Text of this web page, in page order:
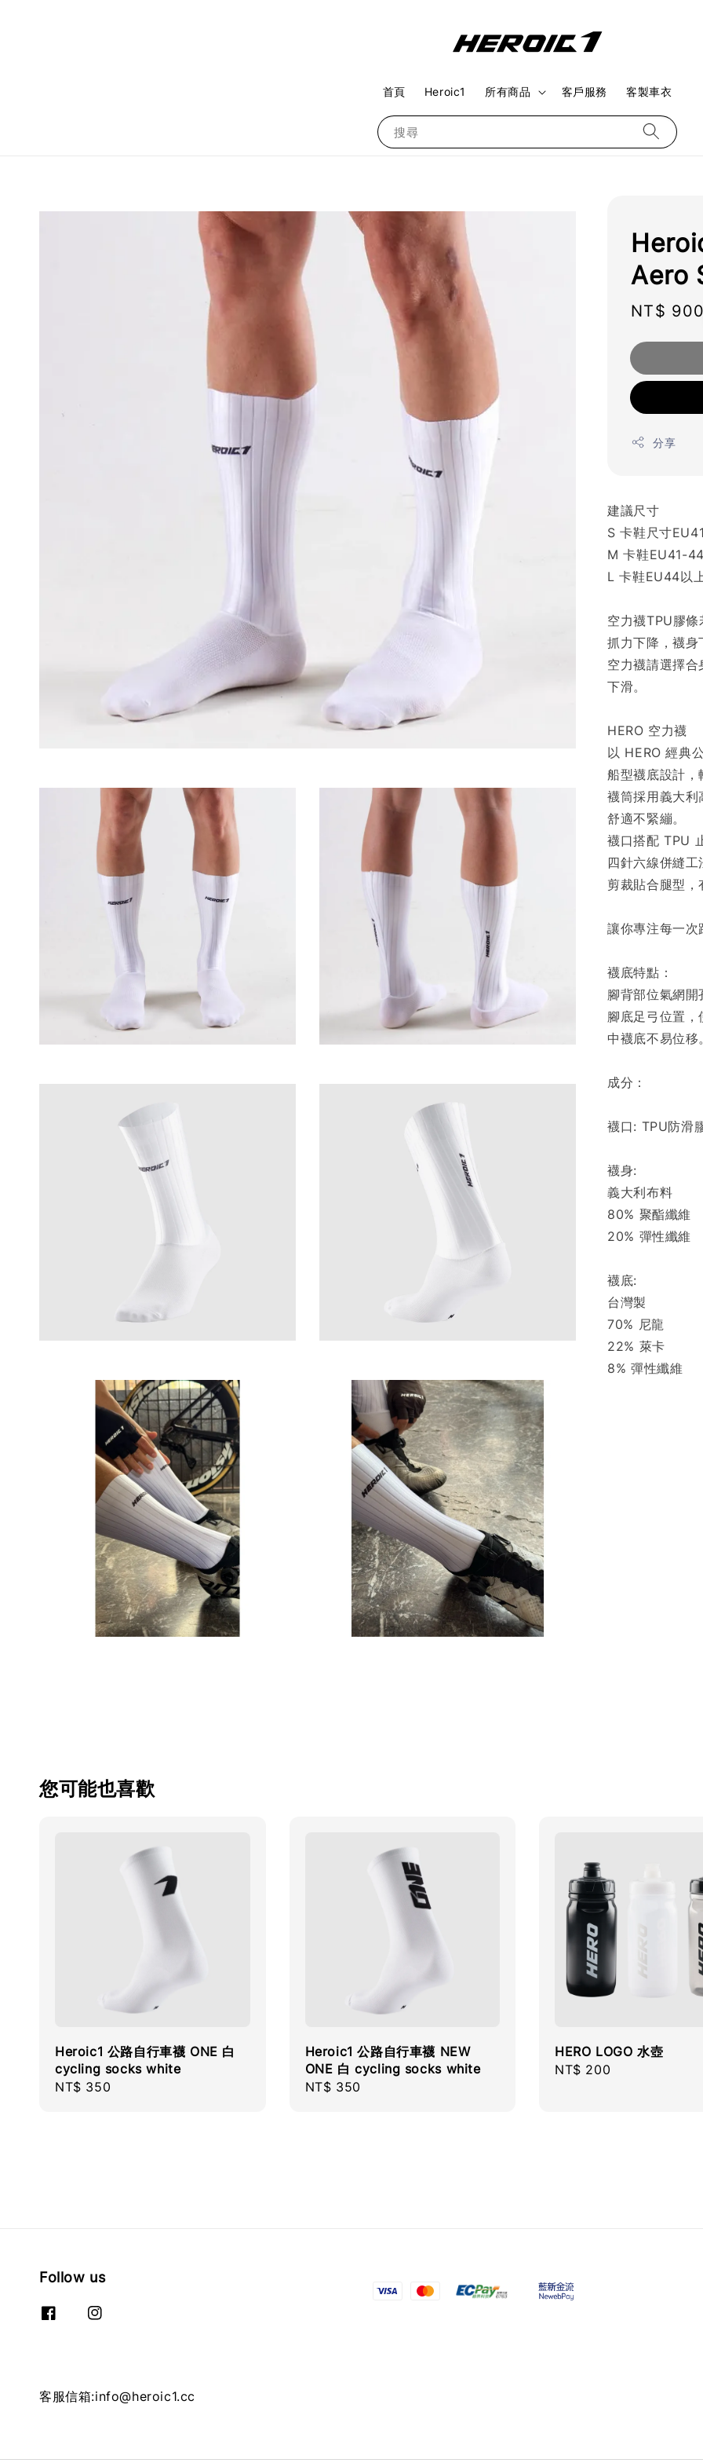
搜尋
首頁 Heroic1 所有商品 客戶服務 客製車衣
Aero
Regular
NT$
分享
建議尺寸
S 卡鞋尺寸
M 卡鞋EU41-
L 卡鞋EU44以
空力襪TPU膠
抓力下降，襪身
空力襪請選擇
下滑。
HERO 空力襪
以 HERO 經典
船型襪底設計
襪筒採用義大
舒適不緊繃。
襪口搭配 TPU
四針六線併縫
剪裁貼合腿型
讓你專注每一次
襪底特點：
腳背部位氣網
腳底足弓位置
中襪底不易位
成分：
襪口: TPU防滑
襪身:
義大利布料
80% 聚酯纖維
20% 彈性纖維
襪底:
台灣製
70% 尼龍
22% 萊卡
8% 彈性纖維
您可能也喜歡
Heroic1 公路自行車襪 ONE 白
cycling socks white
Regular
NT$ 350
Heroic1 公路自行車襪 NEW
ONE 白 cycling socks white
Regular
NT$ 350
HERO LOGO 水壺
Regular
NT$ 200
Follow us
客服信箱:info@heroic1.cc